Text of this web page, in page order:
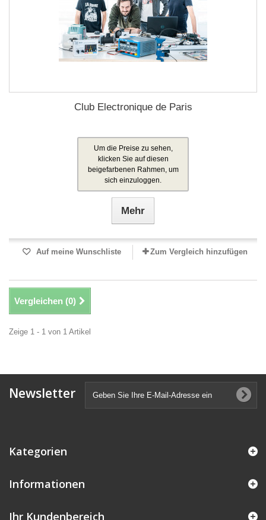
Club Electronique de Paris
Um die Preise zu sehen,
klicken Sie auf diesen
beigefarbenen Rahmen, um
sich einzuloggen.
Mehr
Auf meine Wunschliste Zum Vergleich hinzufügen
Vergleichen (0)
Zeige 1 - 1 von 1 Artikel
Newsletter
Kategorien
Informationen
Ihr Kundenbereich